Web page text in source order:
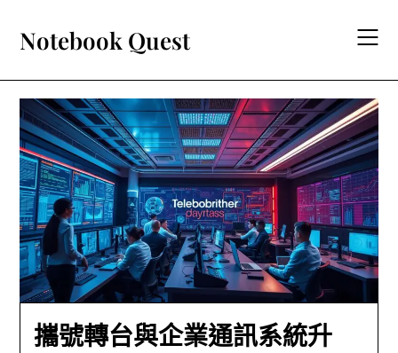
content
Notebook Quest
攜號轉台與企業通訊系統升